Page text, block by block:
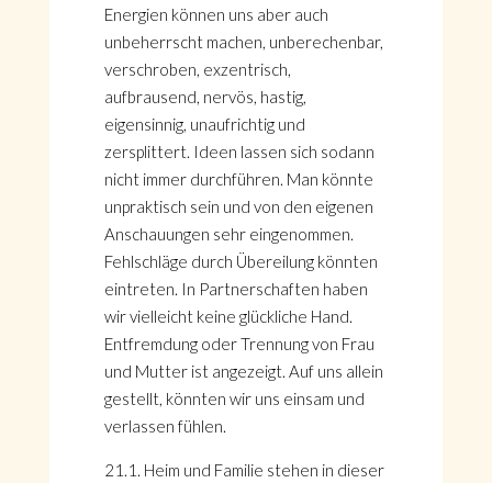
Energien können uns aber auch
unbeherrscht machen, unberechenbar,
verschroben, exzentrisch,
aufbrausend, nervös, hastig,
eigensinnig, unaufrichtig und
zersplittert. Ideen lassen sich sodann
nicht immer durchführen. Man könnte
unpraktisch sein und von den eigenen
Anschauungen sehr eingenommen.
Fehlschläge durch Übereilung könnten
eintreten. In Partnerschaften haben
wir vielleicht keine glückliche Hand.
Entfremdung oder Trennung von Frau
und Mutter ist angezeigt. Auf uns allein
gestellt, könnten wir uns einsam und
verlassen fühlen.
21.1. Heim und Familie stehen in dieser